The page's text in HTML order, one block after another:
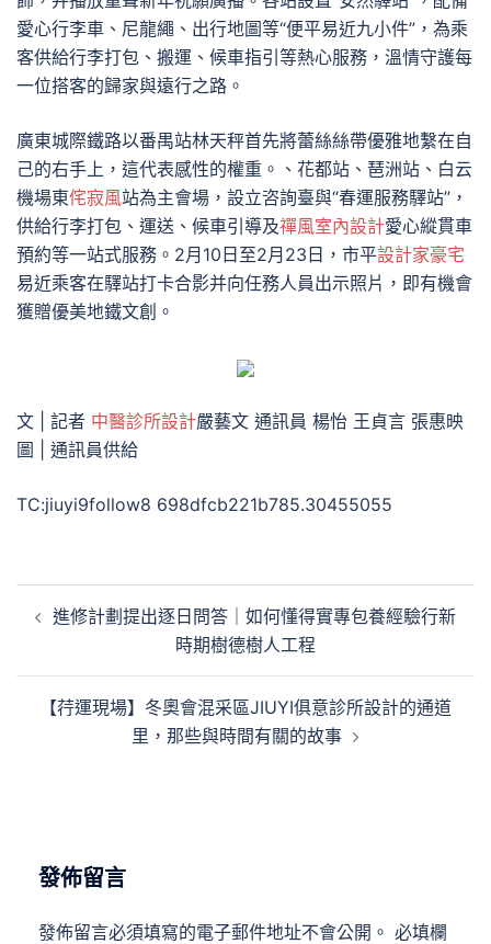
愛心行李車、尼龍繩、出行地圖等“便平易近九小件”，為乘
客供給行李打包、搬運、候車指引等熱心服務，溫情守護每
一位搭客的歸家與遠行之路。
廣東城際鐵路以番禺站林天秤首先將蕾絲絲帶優雅地繫在自
己的右手上，這代表感性的權重。、花都站、琶洲站、白云
機場東侘寂風站為主會場，設立咨詢臺與“春運服務驛站”，
供給行李打包、運送、候車引導及禪風室內設計愛心縱貫車
預約等一站式服務。2月10日至2月23日，市平設計家豪宅
易近乘客在驛站打卡合影并向任務人員出示照片，即有機會
獲贈優美地鐵文創。
文 | 記者 中醫診所設計嚴藝文 通訊員 楊怡 王貞言 張惠映
圖 | 通訊員供給
TC:jiuyi9follow8 698dfcb221b785.30455055
章 進修計劃提出逐日問答｜如何懂得實專包養經驗行新
時期樹德樹人工程
【荇運現場】冬奧會混采區JIUYI俱意診所設計的通道
里，那些與時間有關的故事
發佈留言
發佈留言必須填寫的電子郵件地址不會公開。 必填欄